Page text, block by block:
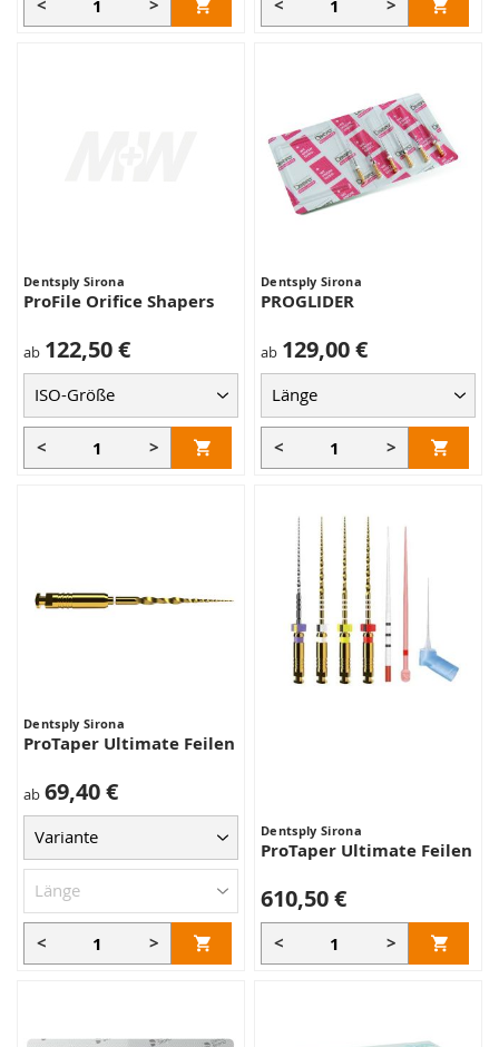
< > < >
Dentsply Sirona
ProFile Orifice Shapers
ab 122,50 €
< >
Dentsply Sirona
PROGLIDER
ab 129,00 €
< >
Dentsply Sirona
ProTaper Ultimate Feilen
ab 69,40 €
< >
Dentsply Sirona
ProTaper Ultimate Feilen
610,50 €
< >